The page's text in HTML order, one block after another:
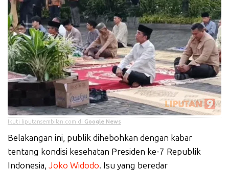
Ikuti liputansembilan.com di Google News
Belakangan ini, publik dihebohkan dengan kabar
tentang kondisi kesehatan Presiden ke-7 Republik
Indonesia, Joko Widodo. Isu yang beredar